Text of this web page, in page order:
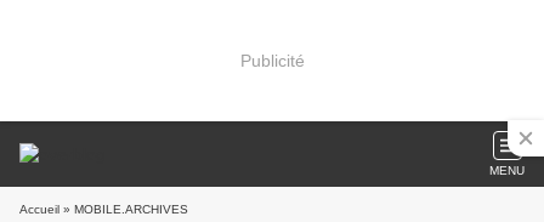
Publicité
MENU
Accueil » MOBILE.ARCHIVES